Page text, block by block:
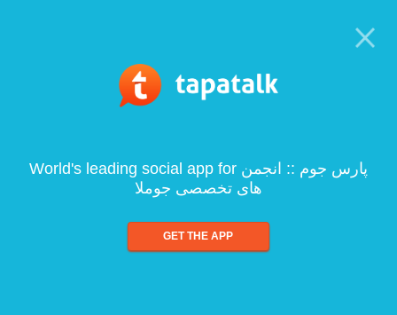
World's leading social app for پارس جوم :: انجمن
های تخصصی جوملا
GET THE APP